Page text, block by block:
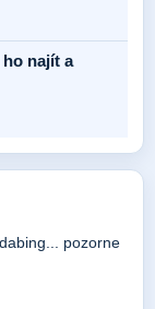
najít a
pozorne